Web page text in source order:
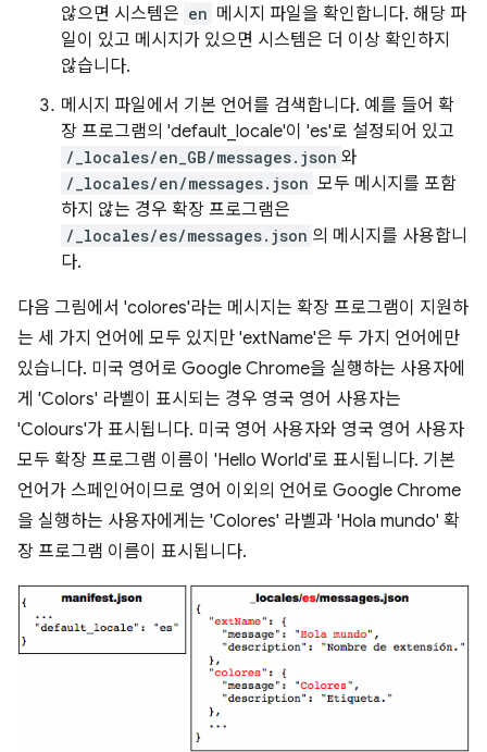
않으면 시스템은 en 메시지 파일을 확인합니다. 해당 파
일이 있고 메시지가 있으면 시스템은 더 이상 확인하지
않습니다.
메시지 파일에서 기본 언어를 검색합니다. 예를 들어 확
장 프로그램의 'default_locale'이 'es'로 설정되어 있고
/_locales/en_GB/messages.json 와
/_locales/en/messages.json 모두 메시지를 포함
하지 않는 경우 확장 프로그램은
/_locales/es/messages.json 의 메시지를 사용합니
다.
다음 그림에서 'colores'라는 메시지는 확장 프로그램이 지원하
는 세 가지 언어에 모두 있지만 'extName'은 두 가지 언어에만
있습니다. 미국 영어로 Google Chrome을 실행하는 사용자에
게 'Colors' 라벨이 표시되는 경우 영국 영어 사용자는
'Colours'가 표시됩니다. 미국 영어 사용자와 영국 영어 사용자
모두 확장 프로그램 이름이 'Hello World'로 표시됩니다. 기본
언어가 스페인어이므로 영어 이외의 언어로 Google Chrome
을 실행하는 사용자에게는 'Colores' 라벨과 'Hola mundo' 확
장 프로그램 이름이 표시됩니다.